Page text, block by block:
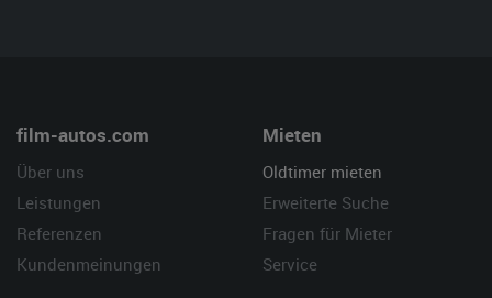
film-autos.com
Über uns
Leistungen
Referenzen
Kundenmeinungen
Mieten
Oldtimer mieten
Erweiterte Suche
Fragen für Mieter
Service